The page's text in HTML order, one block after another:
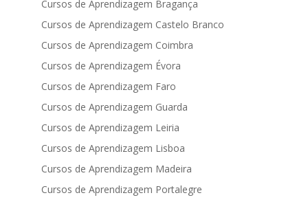
Cursos de Aprendizagem Bragança
Cursos de Aprendizagem Castelo Branco
Cursos de Aprendizagem Coimbra
Cursos de Aprendizagem Évora
Cursos de Aprendizagem Faro
Cursos de Aprendizagem Guarda
Cursos de Aprendizagem Leiria
Cursos de Aprendizagem Lisboa
Cursos de Aprendizagem Madeira
Cursos de Aprendizagem Portalegre